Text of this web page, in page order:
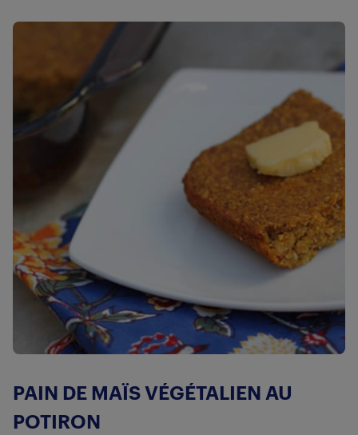
PAIN DE MAÏS VÉGÉTALIEN AU
POTIRON